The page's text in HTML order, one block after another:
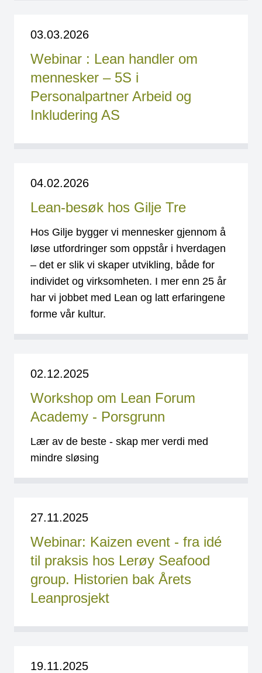
03.03.2026
Webinar : Lean handler om
mennesker – 5S i
Personalpartner Arbeid og
Inkludering AS
04.02.2026
Lean-besøk hos Gilje Tre
Hos Gilje bygger vi mennesker gjennom å
løse utfordringer som oppstår i hverdagen
– det er slik vi skaper utvikling, både for
individet og virksomheten. I mer enn 25 år
har vi jobbet med Lean og latt erfaringene
forme vår kultur.
02.12.2025
Workshop om Lean Forum
Academy - Porsgrunn
Lær av de beste - skap mer verdi med
mindre sløsing
27.11.2025
Webinar: Kaizen event - fra idé
til praksis hos Lerøy Seafood
group. Historien bak Årets
Leanprosjekt
19.11.2025